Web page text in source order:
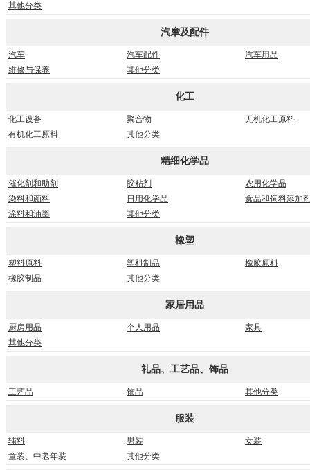
其他分类
汽摩及配件
汽车 汽车配件
汽车用品
维修与保养
其他分类
化工
化工设备 聚合物
无机化工原料
有机化工原料
其他分类
精细化学品
催化剂和助剂 胶粘剂
农用化学品
染料和颜料
日用化学品
食品和饲料添加
涂料和油墨
其他分类
橡塑
塑料原料 塑料制品
橡胶原料
橡胶制品
其他分类
家居用品
厨房用品 个人用品
家具
其他分类
礼品、工艺品、饰品
工艺品 饰品 其他分类
服装
辅料 男装
女装
童装、中老年装
其他分类